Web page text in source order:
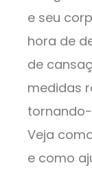
e seu
hora de
de
medidas
Veja
e como